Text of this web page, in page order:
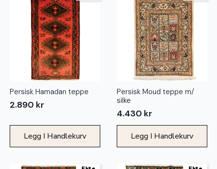
Persisk Hamadan teppe
2.890 kr
Legg I Handlekurv
Persisk Moud teppe m/
silke
4.430 kr
Legg I Handlekurv